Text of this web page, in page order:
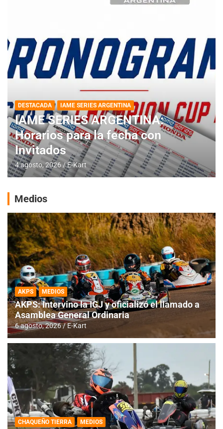
DESTACADA IAME SERIES ARGENTINA
IAME SERIES ARGENTINA:
Horarios para la fecha con
Invitados
4 agosto, 2026 E-Kart
Medios
AKPS MEDIOS
AKPS: Intervino la IGJ y oficializó el llamado a
Asamblea General Ordinaria
6 agosto, 2026 E-Kart
CHAQUEÑO TIERRA MEDIOS